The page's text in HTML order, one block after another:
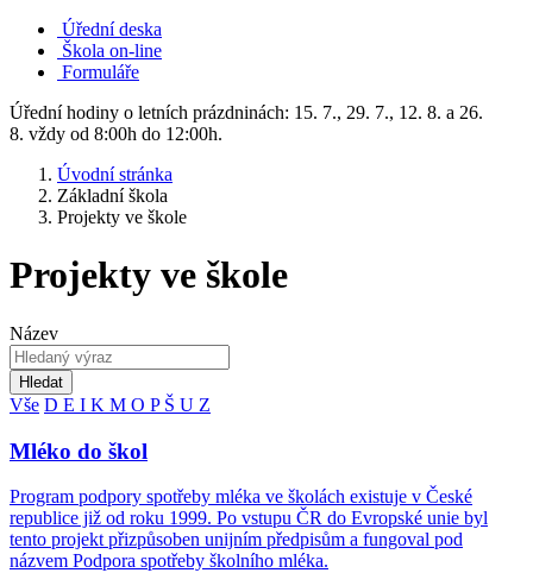
Úřední deska
Škola on-line
Formuláře
Úřední hodiny o letních prázdninách: 15. 7., 29. 7., 12. 8. a 26.
8. vždy od 8:00h do 12:00h.
Úvodní stránka
Základní škola
Projekty ve škole
Projekty ve škole
Název
Hledat
Vše D E I K M O P Š U Z
Mléko do škol
Program podpory spotřeby mléka ve školách existuje v České
republice již od roku 1999. Po vstupu ČR do Evropské unie byl
tento projekt přizpůsoben unijním předpisům a fungoval pod
názvem Podpora spotřeby školního mléka.